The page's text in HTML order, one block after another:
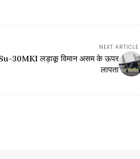
NEXT ARTICLE
Su-30MKI लड़ाकू विमान असम के ऊपर
लापता